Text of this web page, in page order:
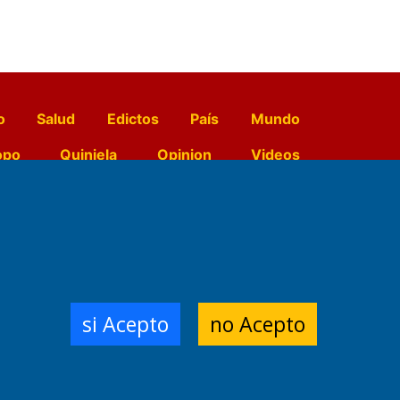
Salud Edictos País
Mundo
Quiniela Opinion
Videos
Impresora:
si Acepto no Acepto